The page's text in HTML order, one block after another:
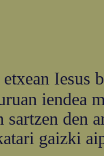
Iesus
iendea
sartzen den
gaizki